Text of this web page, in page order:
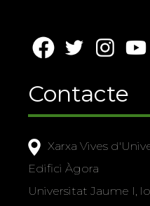
Contacte
Xarxa Vives
Edifici Àgora
Universitat Jaume I,